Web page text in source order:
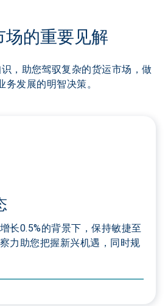
场的重要见解
，助您驾驭复杂的货运市场，做
务发展的明智决策。
长0.5%的背景下，保持敏捷至
力助您把握新兴机遇，同时规